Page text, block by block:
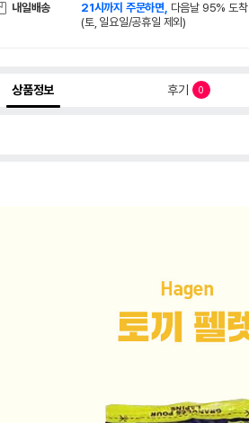
내일배송 21시까지 주문하면, 다음날 95% 도착
(토, 일요일/공휴일 제외)
상품정보 후기 0